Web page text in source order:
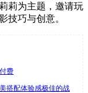
莉为主题，邀请玩
技巧与创意。
费
搭配体验感极佳的战